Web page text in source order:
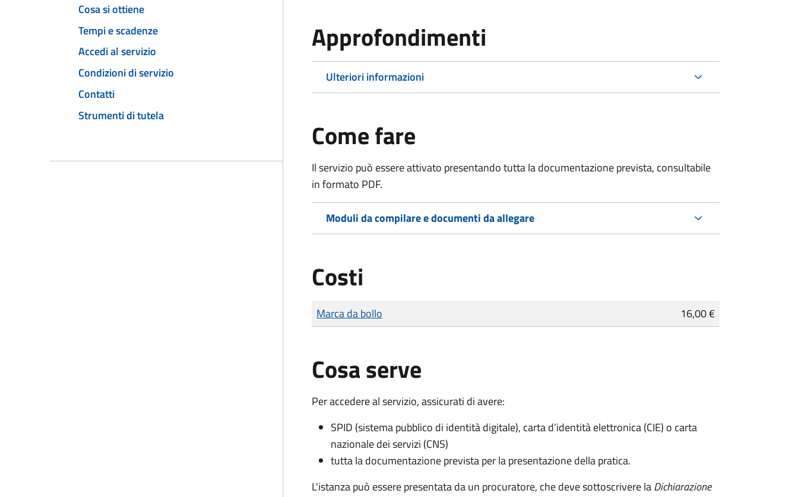
Cosa si ottiene
Tempi e scadenze
Accedi al servizio
Condizioni di servizio
Contatti
Strumenti di tutela
Approfondimenti
Ulteriori informazioni
Come fare
Il servizio può essere attivato presentando tutta la documentazione prevista, consultabile
in formato PDF.
Moduli da compilare e documenti da allegare
Costi
Tipo di pagamento
Importo
Marca da bollo 16,00 €
Cosa serve
Per accedere al servizio, assicurati di avere:
SPID (sistema pubblico di identità digitale), carta d’identità elettronica (CIE) o carta
nazionale dei servizi (CNS)
tutta la documentazione prevista per la presentazione della pratica.
L'istanza può essere presentata da un procuratore, che deve sottoscrivere laDichiarazione